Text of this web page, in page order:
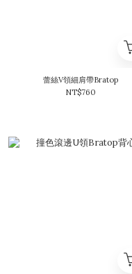
蕾絲V領細肩帶Bratop
NT$760